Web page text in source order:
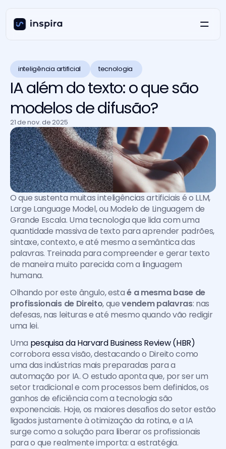
inteligência artificial tecnologia
IA além do texto: o que são
modelos de difusão?
21 de nov. de 2025
O que sustenta muitas inteligências artificiais é o LLM,
Large Language Model, ou Modelo de Linguagem de
Grande Escala. Uma tecnologia que lida com uma
quantidade massiva de texto para aprender padrões,
sintaxe, contexto, e até mesmo a semântica das
palavras. Treinada para compreender e gerar texto
de maneira muito parecida com a linguagem
humana.
Olhando por este ângulo, esta é a mesma base de
profissionais de Direito, que vendem palavras: nas
defesas, nas leituras e até mesmo quando vão redigir
uma lei.
Uma pesquisa da Harvard Business Review (HBR)
corrobora essa visão, destacando o Direito como
uma das indústrias mais preparadas para a
automação por IA. O estudo aponta que, por ser um
setor tradicional e com processos bem definidos, os
ganhos de eficiência com a tecnologia são
exponenciais. Hoje, os maiores desafios do setor estão
ligados justamente à otimização da rotina, e a IA
surge como a solução para liberar os profissionais
para o que realmente importa: a estratégia.